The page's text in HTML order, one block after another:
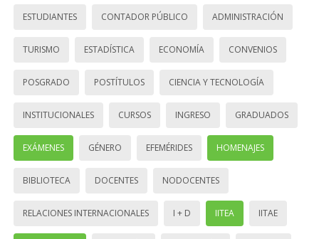
ESTUDIANTES CONTADOR PÚBLICO ADMINISTRACIÓN
TURISMO ESTADÍSTICA ECONOMÍA CONVENIOS
POSGRADO POSTÍTULOS CIENCIA Y TECNOLOGÍA
INSTITUCIONALES CURSOS INGRESO GRADUADOS
EXÁMENES GÉNERO EFEMÉRIDES HOMENAJES
BIBLIOTECA DOCENTES NODOCENTES
RELACIONES INTERNACIONALES I + D IITEA IITAE